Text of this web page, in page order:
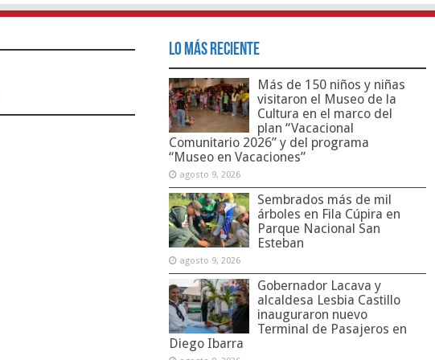
Lo Más Reciente
Más de 150 niños y niñas
visitaron el Museo de la
Cultura en el marco del
plan “Vacacional
Comunitario 2026” y del programa
“Museo en Vacaciones”
agosto 9, 2026
Sembrados más de mil
árboles en Fila Cúpira en
Parque Nacional San
Esteban
agosto 9, 2026
Gobernador Lacava y
alcaldesa Lesbia Castillo
inauguraron nuevo
Terminal de Pasajeros en
Diego Ibarra